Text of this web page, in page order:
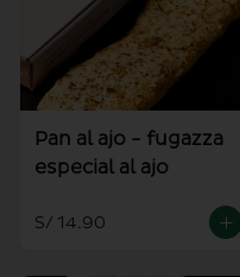
Pan al ajo - fugazza
especial al ajo
S/ 14.90